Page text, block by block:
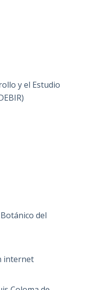
y el Estudio
del
internet